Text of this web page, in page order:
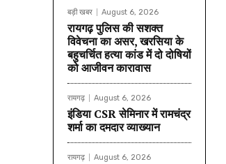
बड़ी खबर August 6, 2026
रायगढ़ पुलिस की सशक्त
विवेचना का असर, खरसिया के
बहुचर्चित हत्या कांड में दो दोषियों
को आजीवन कारावास
रायगढ़ August 6, 2026
इंडिया CSR सेमिनार में रामचंद्र
शर्मा का दमदार व्याख्यान
रायगढ़ August 6, 2026